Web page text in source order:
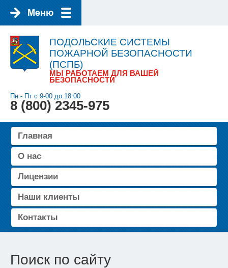
ПОДОЛЬСКИЕ СИСТЕМЫ
ПОЖАРНОЙ БЕЗОПАСНОСТИ
(ПСПБ)
МЫ РАБОТАЕМ ДЛЯ ВАШЕЙ
БЕЗОПАСНОСТИ
Пн - Пт с 9-00 до 18:00
8 (800) 2345-975
Главная
О нас
Лицензии
Наши клиенты
Контакты
Поиск по сайту